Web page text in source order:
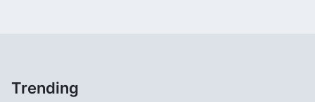
Trending